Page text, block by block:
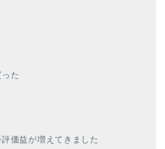
た
価益が増えてきました